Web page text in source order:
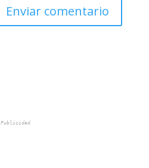
Publicidad